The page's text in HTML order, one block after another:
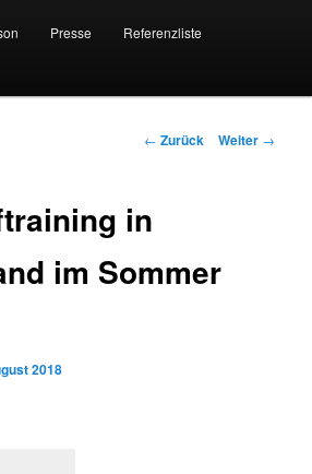
Presse Referenzliste
Beitragsnavigation
← Zurück Weiter →
in
im Sommer
2018